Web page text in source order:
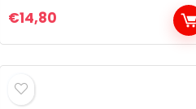
Feest Decoraties Zilver
€14,80